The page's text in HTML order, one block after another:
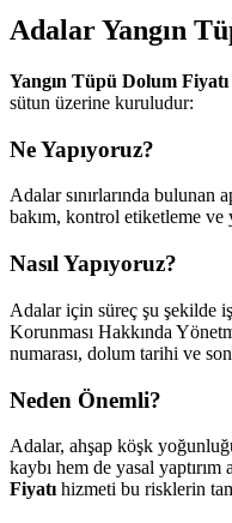
Adalar Yangın
Yangın Tüpü Dolum Fiyatı
sütun üzerine kuruludur:
Ne Yapıyoruz?
Adalar sınırlarında
bakım, kontrol etiketleme ve
Nasıl Yapıyoruz?
Adalar için süreç şu şekilde
Korunması Hakkında
numarası, dolum tarihi ve
Neden Önemli?
Adalar, ahşap köşk
kaybı hem de yasal
Fiyatı hizmeti bu risklerin